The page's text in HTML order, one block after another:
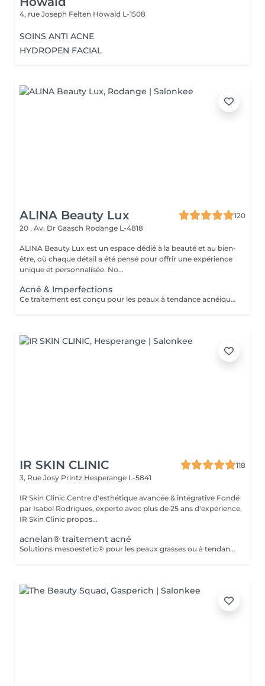
4, rue Joseph Felten Howald L-1508
SOINS ANTI ACNE
HYDROPEN FACIAL
ALINA Beauty Lux
120
20 , Av. Dr Gaasch Rodange L-4818
ALINA Beauty Lux est un espace dédié à la beauté et au bien-
être, où chaque détail a été pensé pour offrir une expérience
unique et personnalisée. No...
Acné & Imperfections
Ce traitement est conçu pour les peaux à tendance acnéique, des imperfections légères aux formes plus importantes. Après un diagnostic personnalisé, un protocole sur mesure sera établi en fonction de votre peau et de la sévérité de l'acné, en associant les techniques les plus adaptées. Idéal pour : Acné légère à importante Excès de sébum Pores dilatés Points noirs Boutons inflammatoires Marques post-acné Cicatrices superficielles Grain de peau irrégulier Nos protocoles peuvent associer différents traitements professionnels afin d'obtenir les meilleurs résultats tout en respectant votre peau. Une cure de 4 à 8 séances, espacées de 2 à 4 semaines, est généralement recommandée selon l'état de la peau. À LIRE AVANT VOTRE SÉANCE Évitez toute exposition au soleil, aux UV et aux autobronzants pendant les 2 semaines avant et après le traitement. Informez-nous si vous prenez un traitement médical (Roaccutane®, antibiotiques photosensibilisants ou tout autre médicament pouvant influencer le traitement). Traitement contre-indiqué pendant la grossesse. Merci de nous informer en cas d'herpès actif, d'infection cutanée, de plaie, d'eczéma, de psoriasis ou de toute maladie de peau. Ne pas utiliser de rétinol, d'acides exfoliants ou de peeling chimique 5 à 7 jours avant et après la séance. Une protection solaire SPF 50 est recommandée pendant toute la durée du traitement. En cas de doute, contactez-nous avant votre rendez-vous.
IR SKIN CLINIC
118
3, Rue Josy Printz Hesperange L-5841
IR Skin Clinic Centre d'esthétique avancée & intégrative Fondé
par Isabel Rodrigues, experte avec plus de 25 ans d'expérience,
IR Skin Clinic propos...
acnelan® traitement acné
Solutions mesoestetic® pour les peaux grasses ou à tendance acnéique. Résultats dermatologiquement prouvés.Méthode professionnelle esthétique pour le traitement des peaux à tendance acnéique et séborrhéique. Nettoie en profondeur la peau des impuretés acnéiques, facilitant ainsi l'activité optimale de l'unité pilosébacée.